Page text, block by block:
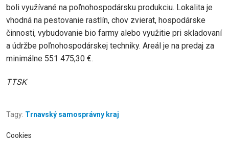
boli využívané na poľnohospodársku produkciu. Lokalita je
vhodná na pestovanie rastlín, chov zvierat, hospodárske
činnosti, vybudovanie bio farmy alebo využitie pri skladovaní
a údržbe poľnohospodárskej techniky. Areál je na predaj za
minimálne 551 475,30 €.
TTSK
Tagy: Trnavský samosprávny kraj
Cookies